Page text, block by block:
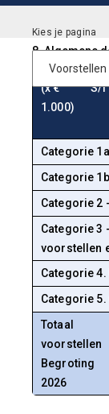
8. Algemene
(x €
1.000)
S/I
Categorie
Categorie
Categorie 2
Categorie 3
voorstellen
Categorie
Categorie
Totaal
voorstellen
Begroting
2026